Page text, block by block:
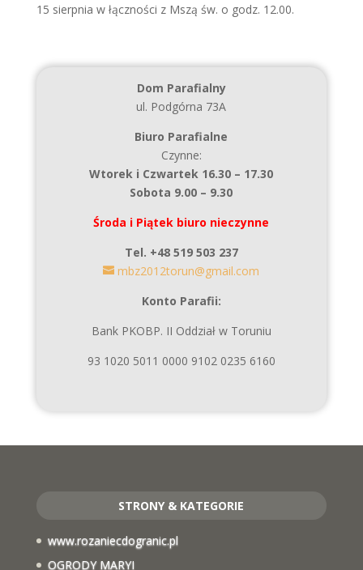
15 sierpnia w łączności z Mszą św. o godz. 12.00.
Dom Parafialny
ul. Podgórna 73A
Biuro Parafialne
Czynne:
Wtorek i Czwartek 16.30 – 17.30
Sobota 9.00 – 9.30
Środa i Piątek biuro nieczynne
Tel. +48 519 503 237
mbz2012torun@gmail.com
Konto Parafii:
Bank PKOBP. II Oddział w Toruniu
93 1020 5011 0000 9102 0235 6160
STRONY & KATEGORIE
www.rozaniecdogranic.pl
OGRODY MARYI